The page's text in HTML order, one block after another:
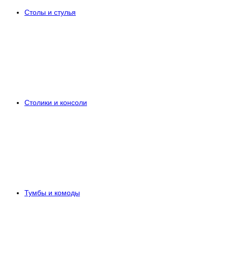
Столы и стулья
Столики и консоли
Тумбы и комоды